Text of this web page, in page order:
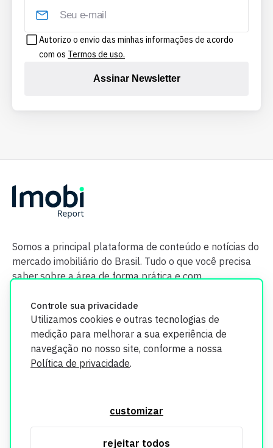
Controle sua privacidade
Utilizamos cookies e outras tecnologias de
medição para melhorar a sua experiência de
navegação no nosso site, conforme a nossa
Política de privacidade.
customizar
rejeitar todos
Autorizo o envio das minhas informações de acordo
com os Termos de uso.
Assinar Newsletter
Somos a principal plataforma de conteúdo e notícias do
mercado imobiliário do Brasil. Tudo o que você precisa
saber sobre a área de forma prática e com
segurança. Todos os dados coletados em nosso site são
utilizados exclusivamente para fins de aprimoramento de
informações, consulte nossa Política de Privacidade.